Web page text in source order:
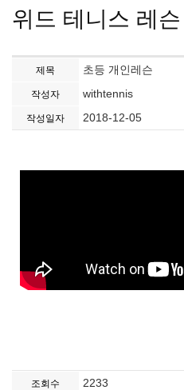
위드 테니스 레
제목 초등 개인레슨
작성자 withtennis
작성일자 2018-12-05
조회수 2233